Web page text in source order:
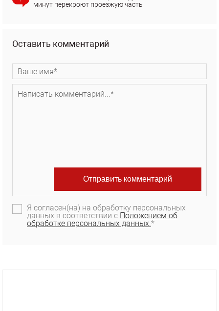
минут перекроют проезжую часть
Оставить комментарий
Я согласен(на) на обработку персональных
данных в соответствии с Положением об
обработке персональных данных.*